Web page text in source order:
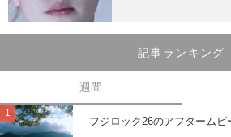
記事ランキング
週間
フジロック26のアフタームビ